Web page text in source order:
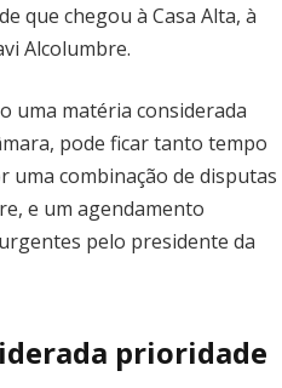
que chegou à Casa Alta, à
Alcolumbre.
uma matéria considerada
pode ficar tanto tempo
uma combinação de disputas
e um agendamento
pelo presidente da
prioridade